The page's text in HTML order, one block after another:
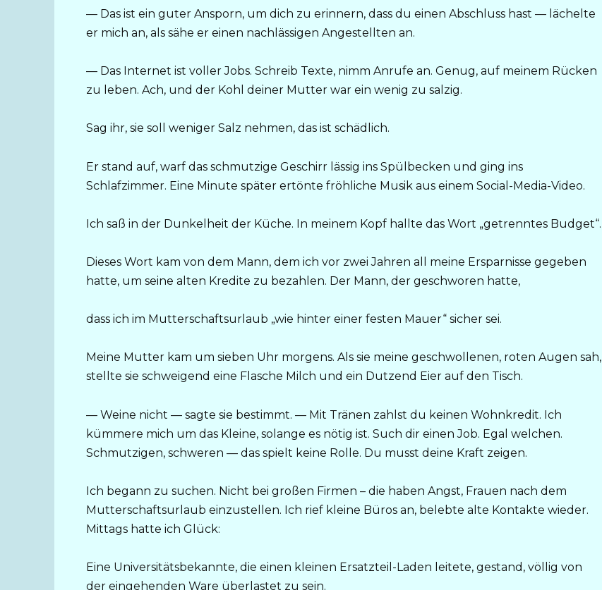
— Das ist ein guter Ansporn, um dich zu erinnern, dass du einen Abschluss hast — lächelte
er mich an, als sähe er einen nachlässigen Angestellten an.
— Das Internet ist voller Jobs. Schreib Texte, nimm Anrufe an. Genug, auf meinem Rücken
zu leben. Ach, und der Kohl deiner Mutter war ein wenig zu salzig.
Sag ihr, sie soll weniger Salz nehmen, das ist schädlich.
Er stand auf, warf das schmutzige Geschirr lässig ins Spülbecken und ging ins
Schlafzimmer. Eine Minute später ertönte fröhliche Musik aus einem Social-Media-Video.
Ich saß in der Dunkelheit der Küche. In meinem Kopf hallte das Wort „getrenntes Budget“.
Dieses Wort kam von dem Mann, dem ich vor zwei Jahren all meine Ersparnisse gegeben
hatte, um seine alten Kredite zu bezahlen. Der Mann, der geschworen hatte,
dass ich im Mutterschaftsurlaub „wie hinter einer festen Mauer“ sicher sei.
Meine Mutter kam um sieben Uhr morgens. Als sie meine geschwollenen, roten Augen sah,
stellte sie schweigend eine Flasche Milch und ein Dutzend Eier auf den Tisch.
— Weine nicht — sagte sie bestimmt. — Mit Tränen zahlst du keinen Wohnkredit. Ich
kümmere mich um das Kleine, solange es nötig ist. Such dir einen Job. Egal welchen.
Schmutzigen, schweren — das spielt keine Rolle. Du musst deine Kraft zeigen.
Ich begann zu suchen. Nicht bei großen Firmen – die haben Angst, Frauen nach dem
Mutterschaftsurlaub einzustellen. Ich rief kleine Büros an, belebte alte Kontakte wieder.
Mittags hatte ich Glück:
Eine Universitätsbekannte, die einen kleinen Ersatzteil-Laden leitete, gestand, völlig von
der eingehenden Ware überlastet zu sein.